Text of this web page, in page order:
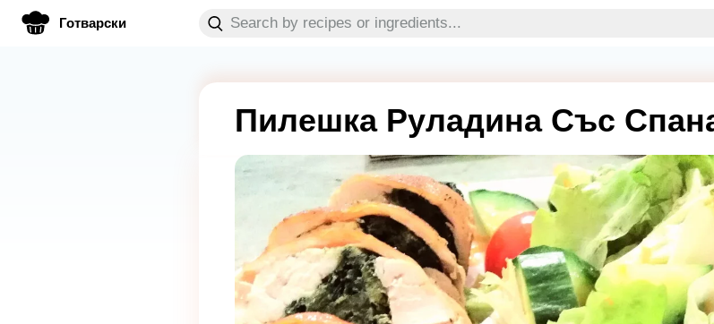
Готварски
Пилешка Руладина Със